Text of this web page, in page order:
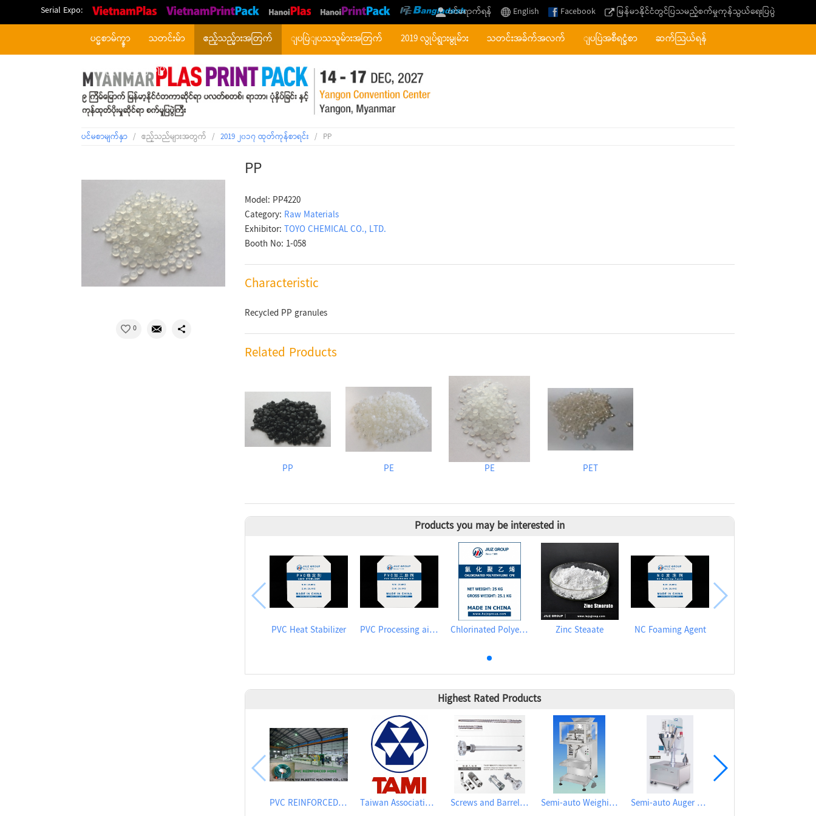
Serial Expo: ဝင်ရောက်ရန် English Facebook မြန်မာနိုင်ငံတွင်ပြသမည့်စက်မှုကုန်သွယ်ရေးပြပွဲ
ပင္မစာမ်က္နွာ သတင်းမ်ာ ဧည့်သည္မ်ားအတြက် ျပပြဲျပသသူမ်ားအတြက် 2019 လွုပ်ရွားမွုမ်ား သတင်းအခ်က်အလက် ျပပြဲအစီရင္ခံစာ
ဆက်သြယ်ရန်
တစ်ပြိုင်တည်းဖြစ်ရပ်
ပင်မစာမျက်နှာ / ဧည့်သည်များအတွက် / 2019 ၂၀၁၇ ထုတ်ကုန်စာရင်း / PP
0
PP
Model: PP4220
Category: Raw Materials
Exhibitor:TOYO CHEMICAL CO., LTD.
Booth No: 1-058
Characteristic
Recycled PP granules
Related Products
PP PE PE PET
Products you may be interested in
PVC Heat Stabilizer PVC Processing aid ACR Chlorinated Polyethylene CPE135A Zinc Steaate NC Foaming Agent
Highest Rated Products
PVC REINFORCED HOSE EXTRUSION LINE / GARDEN HOSE Taiwan Association of Machinery Industry Screws and Barrels for Blow molding machinery Semi-auto Weighing Filling Machine for granular Semi-auto Auger Type Powder Metering Filling Machine